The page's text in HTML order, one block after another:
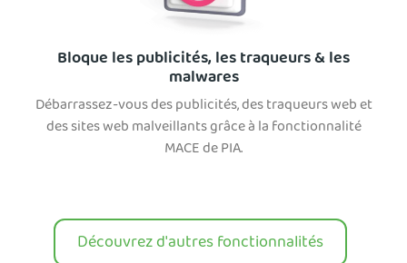
Bloque les publicités, les traqueurs & les
malwares
Débarrassez-vous des publicités, des traqueurs web et
des sites web malveillants grâce à la fonctionnalité
MACE de PIA.
Découvrez d'autres fonctionnalités